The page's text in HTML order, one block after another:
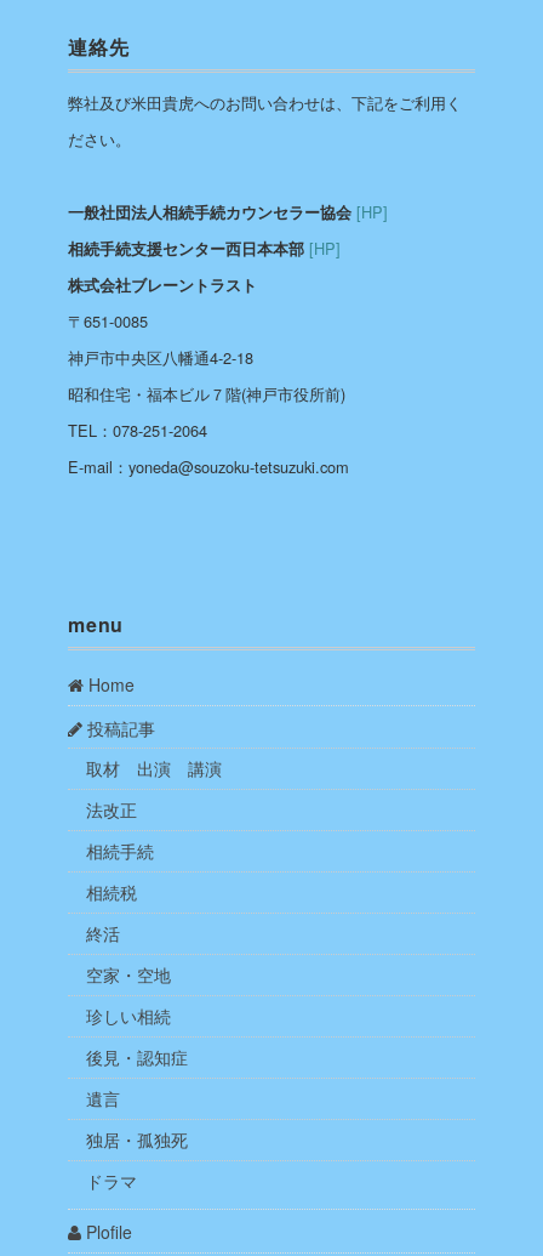
連絡先
弊社及び米田貴虎へのお問い合わせは、下記をご利用く
ださい。
一般社団法人相続手続カウンセラー協会 [HP]
相続手続支援センター西日本本部 [HP]
株式会社ブレーントラスト
〒651-0085
神戸市中央区八幡通4-2-18
昭和住宅・福本ビル７階(神戸市役所前)
TEL：078-251-2064
E-mail：yoneda@souzoku-tetsuzuki.com
menu
Home
投稿記事
取材 出演 講演
法改正
相続手続
相続税
終活
空家・空地
珍しい相続
後見・認知症
遺言
独居・孤独死
ドラマ
Plofile